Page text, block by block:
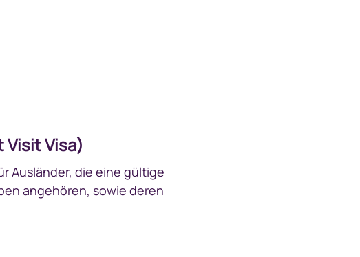
Visit Visa)
Ausländer, die eine gültige
angehören, sowie deren